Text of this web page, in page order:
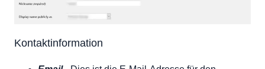
Kontaktinformation